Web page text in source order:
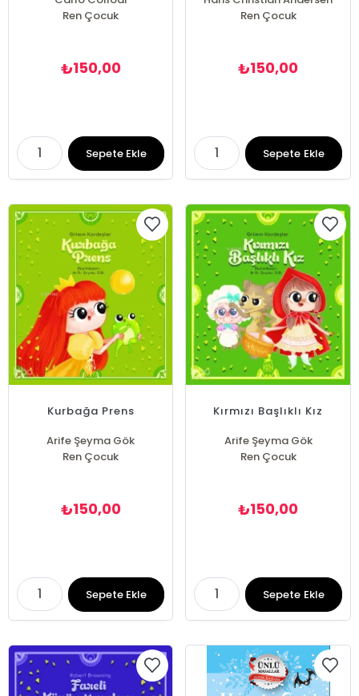
Ren Çocuk
₺150,00
Sepete Ekle
Ren Çocuk
₺150,00
Sepete Ekle
Kurbağa Prens
Arife Şeyma Gök
Ren Çocuk
₺150,00
Sepete Ekle
Kırmızı Başlıklı Kız
Arife Şeyma Gök
Ren Çocuk
₺150,00
Sepete Ekle